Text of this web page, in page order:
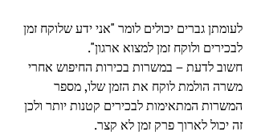
לעומתן גברים יכולים לומר "אני ידע שלוקח זמן
לבכירים ולוקח זמן למצוא ארגון".
חשוב לדעת – במשרות בכירות החיפוש אחרי
משרה הולמת לוקח את הזמן שלו, מספר
המשרות המתאימות לבכירים קטנות יותר ולכן
זה יכול לארוך פרק זמן לא קצר.